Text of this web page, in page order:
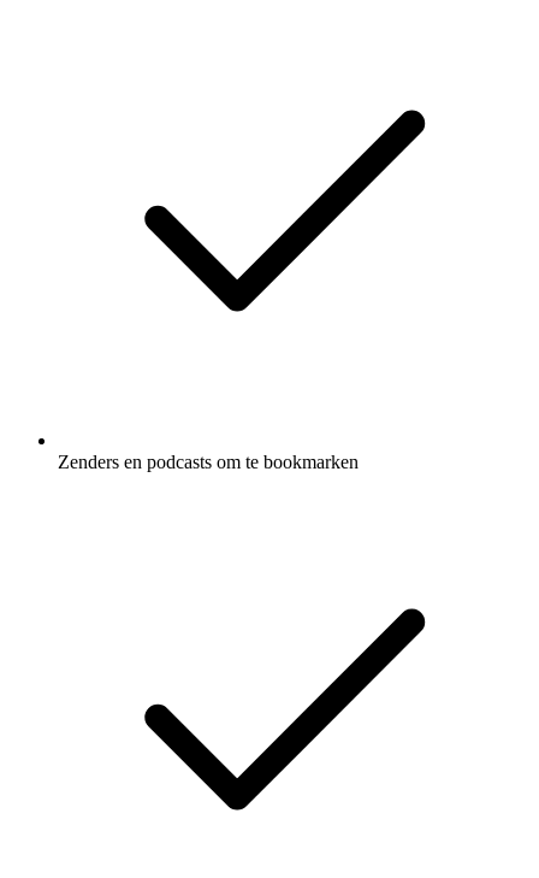
Zenders en podcasts om te bookmarken